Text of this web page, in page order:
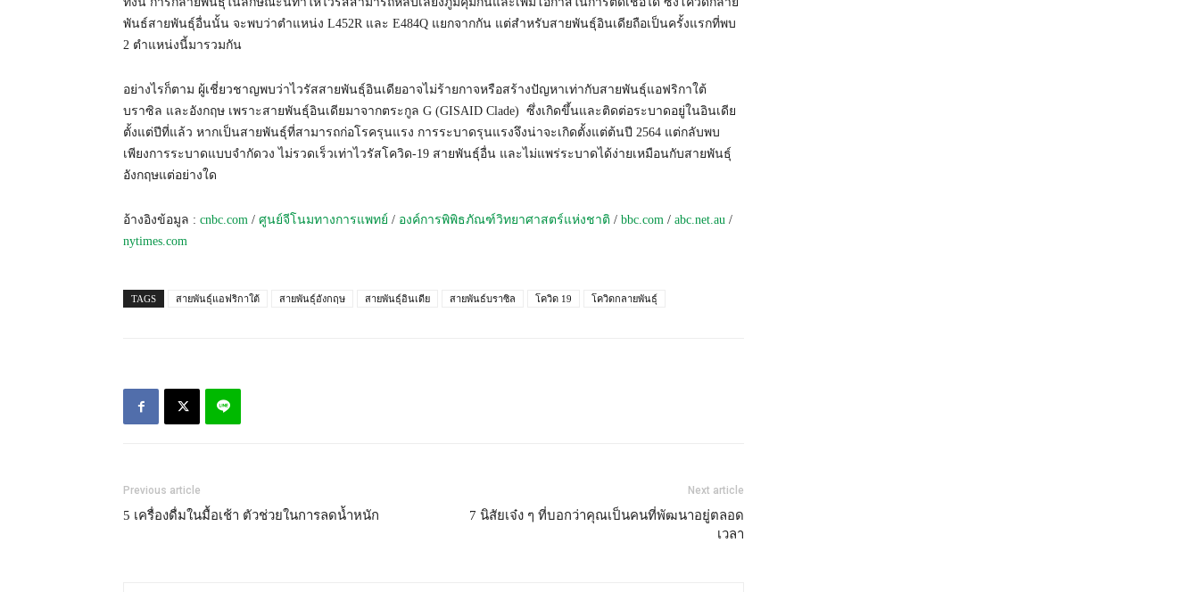
พันธ์สายพันธุ์อื่นนั้น จะพบว่าตำแหน่ง L452R และ E484Q แยกจากกัน แต่สำหรับสายพันธุ์อินเดียถือเป็นครั้งแรกที่พบ
2 ตำแหน่งนี้มารวมกัน
อย่างไรก็ตาม ผู้เชี่ยวชาญพบว่าไวรัสสายพันธุ์อินเดียอาจไม่ร้ายกาจหรือสร้างปัญหาเท่ากับสายพันธุ์แอฟริกาใต้
บราซิล และอังกฤษ เพราะสายพันธุ์อินเดียมาจากตระกูล G (GISAID Clade) ซึ่งเกิดขึ้นและติดต่อระบาดอยู่ในอินเดีย
ตั้งแต่ปีที่แล้ว หากเป็นสายพันธุ์ที่สามารถก่อโรครุนแรง การระบาดรุนแรงจึงน่าจะเกิดตั้งแต่ต้นปี 2564 แต่กลับพบ
เพียงการระบาดแบบจำกัดวง ไม่รวดเร็วเท่าไวรัสโควิด-19 สายพันธุ์อื่น และไม่แพร่ระบาดได้ง่ายเหมือนกับสายพันธุ์
อังกฤษแต่อย่างใด
อ้างอิงข้อมูล : cnbc.com / ศูนย์จีโนมทางการแพทย์ / องค์การพิพิธภัณฑ์วิทยาศาสตร์แห่งชาติ / bbc.com / abc.net.au /
nytimes.com
TAGS สายพันธุ์แอฟริกาใต้ สายพันธุ์อังกฤษ สายพันธุ์อินเดีย สายพันธ์บราซิล โควิด 19 โควิดกลายพันธุ์
Previous article
5 เครื่องดื่มในมื้อเช้า ตัวช่วยในการลดน้ำหนัก
Next article
7 นิสัยเจ๋ง ๆ ที่บอกว่าคุณเป็นคนที่พัฒนาอยู่ตลอด
เวลา